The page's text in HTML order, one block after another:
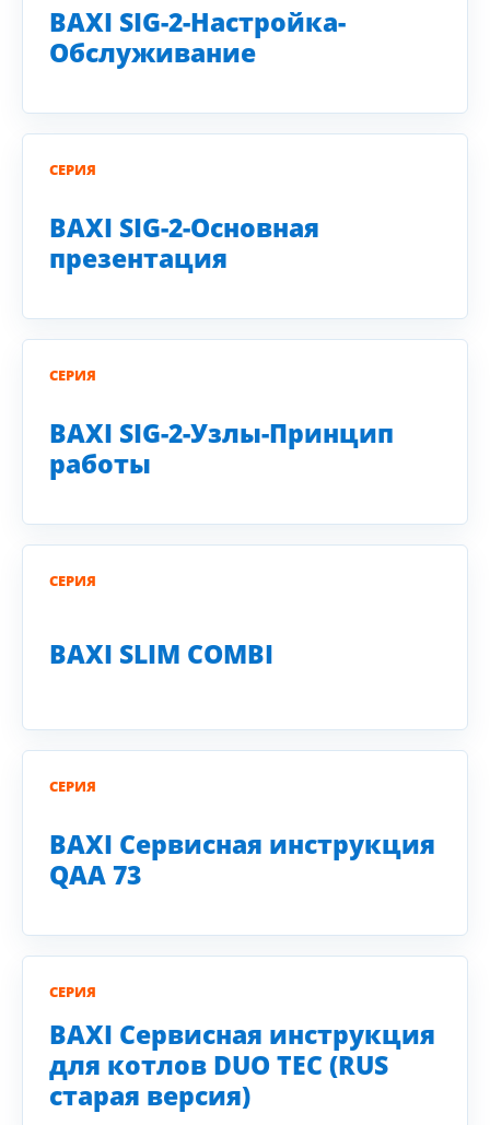
BAXI SIG-2-Настройка-
Обслуживание
СЕРИЯ
BAXI SIG-2-Основная
презентация
СЕРИЯ
BAXI SIG-2-Узлы-Принцип
работы
СЕРИЯ
BAXI SLIM COMBI
СЕРИЯ
BAXI Сервисная инструкция
QAA 73
СЕРИЯ
BAXI Сервисная инструкция
для котлов DUO TEC (RUS
старая версия)